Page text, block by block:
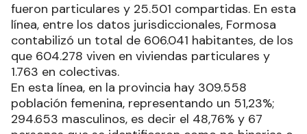
fueron particulares y 25.501 compartidas. En esta
línea, entre los datos jurisdiccionales, Formosa
contabilizó un total de 606.041 habitantes, de los
que 604.278 viven en viviendas particulares y
1.763 en colectivas.
En esta línea, en la provincia hay 309.558
población femenina, representando un 51,23%;
294.653 masculinos, es decir el 48,76% y 67